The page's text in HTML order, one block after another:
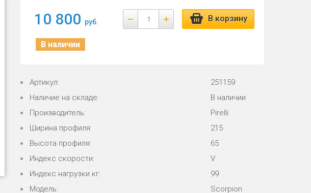
10 800 руб. В корзину
В наличии
Артикул:
251159
Наличие на складе:
В наличии
Производитель:
Pirelli
Ширина профиля:
215
Высота профиля:
65
Индекс скорости:
V
Индекс нагрузки кг:
99
Модель:
Scorpion